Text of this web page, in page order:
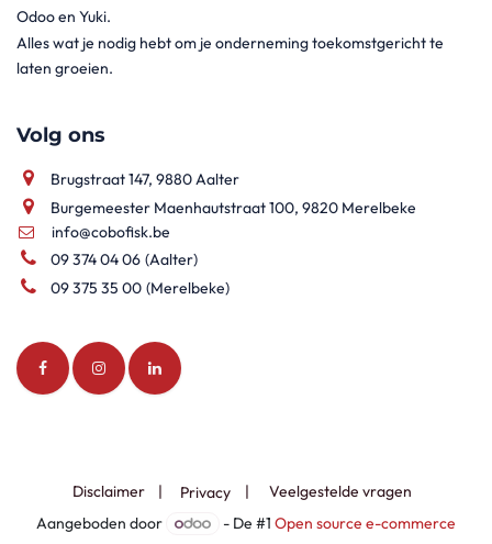
Odoo en Yuki.
Alles wat je nodig hebt om je onderneming toekomstgericht te
laten groeien.
Volg ons
Brugstraat 147, 9880 Aalter
Burgemeester Maenhautstraat 100, 9820 Merelbeke
info@cobofisk.be
09 374 04 06 (Aalter)
09 375 35 00 (Merelbeke)
Disclaimer| Privacy | Veelgestelde vragen​
Aangeboden door
- De #1 Open source e-commerce